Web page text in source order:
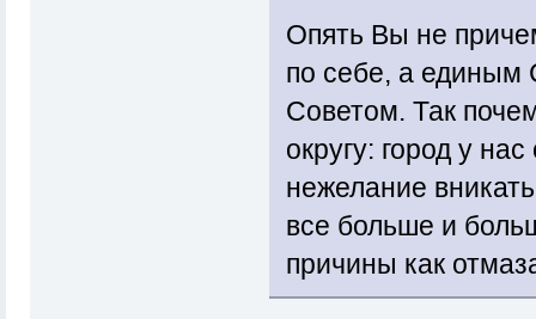
Опять Вы не
по себе, а единым
Советом. Так
округу: город у
нежелание
все больше и
причины как